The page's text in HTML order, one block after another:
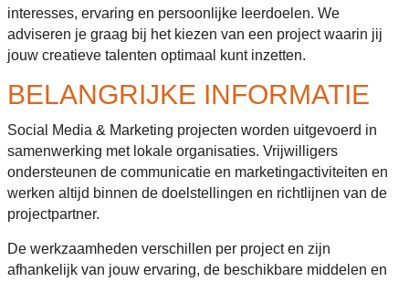
interesses, ervaring en persoonlijke leerdoelen. We
adviseren je graag bij het kiezen van een project waarin jij
jouw creatieve talenten optimaal kunt inzetten.
BELANGRIJKE INFORMATIE
Social Media & Marketing projecten worden uitgevoerd in
samenwerking met lokale organisaties. Vrijwilligers
ondersteunen de communicatie en marketingactiviteiten en
werken altijd binnen de doelstellingen en richtlijnen van de
projectpartner.
De werkzaamheden verschillen per project en zijn
afhankelijk van jouw ervaring, de beschikbare middelen en